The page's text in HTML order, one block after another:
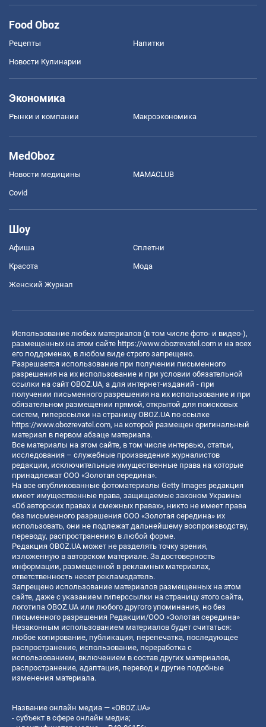
Food Oboz
Рецепты Напитки
Новости Кулинарии
Экономика
Рынки и компании Mакроэкономика
MedOboz
Новости медицины MAMACLUB
Covid
Шоу
Афиша Сплетни
Красота Мода
Женский Журнал
Использование любых материалов (в том числе фото- и видео-),
размещенных на этом сайте https://www.obozrevatel.com и на всех
его поддоменах, в любом виде строго запрещено.
Разрешается использование при получении письменного
разрешения на их использование и при условии обязательной
ссылки на сайт OBOZ.UA, а для интернет-изданий - при
получении письменного разрешения на их использование и при
обязательном размещении прямой, открытой для поисковых
систем, гиперссылки на страницу OBOZ.UA по ссылке
https://www.obozrevatel.com, на которой размещен оригинальный
материал в первом абзаце материала.
Все материалы на этом сайте, в том числе интервью, статьи,
исследования – служебные произведения журналистов
редакции, исключительные имущественные права на которые
принадлежат ООО «Золотая середина».
На все опубликованные фотоматериалы Getty Images редакция
имеет имущественные права, защищаемые законом Украины
«Об авторских правах и смежных правах», никто не имеет права
без письменного разрешения ООО «Золотая середина» их
использовать, они не подлежат дальнейшему воспроизводству,
переводу, распространению в любой форме.
Редакция OBOZ.UA может не разделять точку зрения,
изложенную в авторском материале. За достоверность
информации, размещенной в рекламных материалах,
ответственность несет рекламодатель.
Запрещено использование материалов размещенных на этом
сайте, даже с указанием гиперссылки на страницу этого сайта,
логотипа OBOZ.UA или любого другого упоминания, но без
письменного разрешения Редакции/ООО «Золотая середина»
Незаконным использованием материалов будет считаться:
любое копирование, публикация, перепечатка, последующее
распространение, использование, переработка с
использованием, включением в состав других материалов,
распространение, адаптация, перевод и другие подобные
изменения материала.
Название онлайн медиа — «OBOZ.UA»
- субъект в сфере онлайн медиа;